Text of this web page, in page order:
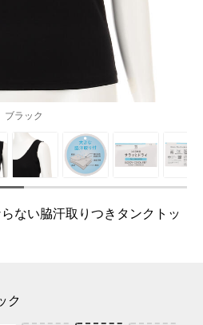
ブラック
ない脇汗取りつきタンクトッ
ク